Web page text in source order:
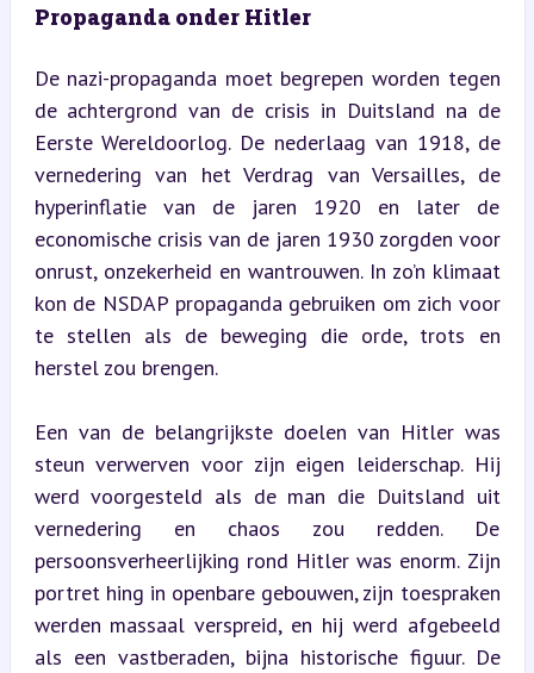
Propaganda onder Hitler
De nazi-propaganda moet begrepen worden tegen
de achtergrond van de crisis in Duitsland na de
Eerste Wereldoorlog. De nederlaag van 1918, de
vernedering van het Verdrag van Versailles, de
hyperinflatie van de jaren 1920 en later de
economische crisis van de jaren 1930 zorgden voor
onrust, onzekerheid en wantrouwen. In zo’n klimaat
kon de NSDAP propaganda gebruiken om zich voor
te stellen als de beweging die orde, trots en
herstel zou brengen.
Een van de belangrijkste doelen van Hitler was
steun verwerven voor zijn eigen leiderschap. Hij
werd voorgesteld als de man die Duitsland uit
vernedering en chaos zou redden. De
persoonsverheerlijking rond Hitler was enorm. Zijn
portret hing in openbare gebouwen, zijn toespraken
werden massaal verspreid, en hij werd afgebeeld
als een vastberaden, bijna historische figuur. De